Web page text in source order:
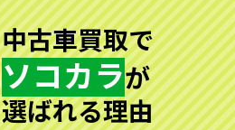
中古車買取で
ソコカラが
選ばれる理由